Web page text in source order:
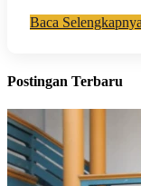
Baca
Postingan Terbaru